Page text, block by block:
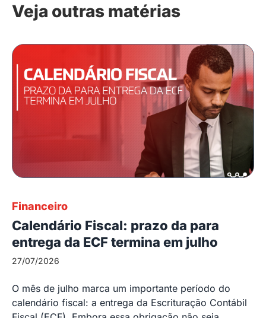
Veja outras matérias
Financeiro
Calendário Fiscal: prazo da para
entrega da ECF termina em julho
27/07/2026
O mês de julho marca um importante período do
calendário fiscal: a entrega da Escrituração Contábil